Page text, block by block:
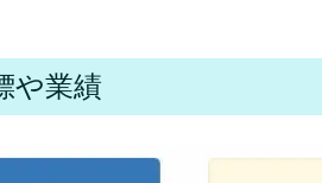
や業績